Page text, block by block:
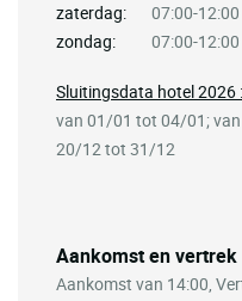
zaterdag:
07:00-
zondag:
07:00-
Aankomst en vertrek
Aankomst van 14:00,
Sluitingsdata hotel 2026 :
van 01/01 tot 04/01;
20/12 tot 31/12